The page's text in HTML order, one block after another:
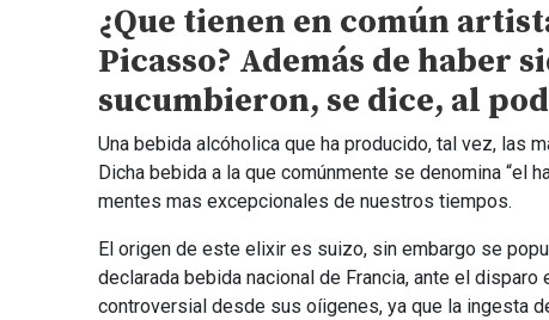
¿Que tienen en común
Picasso? Además de haber
sucumbieron, se dice, al
Una bebida alcóholica que ha producido, tal vez, las
Dicha bebida a la que comúnmente se denomina “el
mentes mas excepcionales de nuestros tiempos.
El origen de este elixir es suizo, sin embargo se
declarada bebida nacional de Francia, ante el
controversial desde sus oíigenes, ya que la ingesta